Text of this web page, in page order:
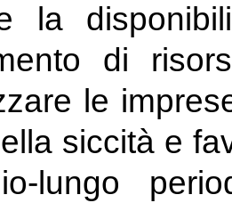
la
di
le
siccità e
lungo